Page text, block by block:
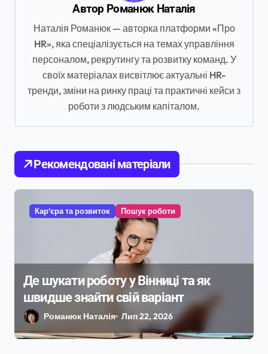
і
в
Автор Романюк Наталія
Наталія Романюк — авторка платформи «Про
HR», яка спеціалізується на темах управління
персоналом, рекрутингу та розвитку команд. У
своїх матеріалах висвітлює актуальні HR-
тренди, зміни на ринку праці та практичні кейси з
роботи з людським капіталом.
Рекомендовані матеріали
Кар’єра та розвиток Пошук роботи
Де шукати роботу у Вінниці та як
швидше знайти свій варіант
Романюк Наталія Лип 22, 2026